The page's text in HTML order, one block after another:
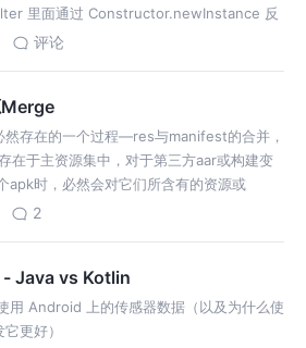
里面通过 Constructor.newInstance 反
评论
然存在的一个过程—res与manifest的合并，
在于主资源集中，对于第三方aar或构建变
apk时，必然会对它们所含有的资源或
2
Java vs Kotlin
用 Android 上的传感器数据（以及为什么使
更好）